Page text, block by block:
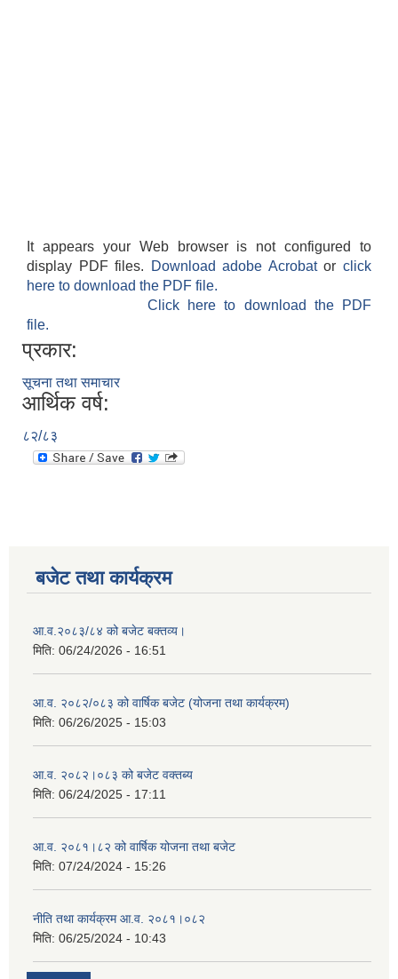
It appears your Web browser is not configured to
display PDF files.
Download adobe Acrobatorclick
here to download the PDF file.
Click here to download the PDF
file.
प्रकार:
सूचना तथा समाचार
आर्थिक वर्ष:
८२/८३
बजेट तथा कार्यक्रम
आ.व.२०८३/८४ को बजेट बक्तव्य।
मिति: 06/24/2026 - 16:51
आ.व. २०८२/०८३ को वार्षिक बजेट (योजना तथा कार्यक्रम)
मिति: 06/26/2025 - 15:03
आ.व. २०८२।०८३ को बजेट वक्तब्य
मिति: 06/24/2025 - 17:11
आ.व. २०८१।८२ को वार्षिक योजना तथा बजेट
मिति: 07/24/2024 - 15:26
नीति तथा कार्यक्रम आ.व. २०८१।०८२
मिति: 06/25/2024 - 10:43